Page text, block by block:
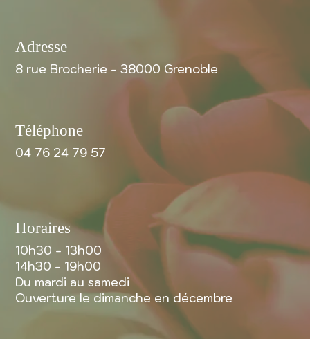
Adresse
8 rue Brocherie - 38000 Grenoble
Téléphone
04 76 24 79 57
Horaires
10h30 - 13h00
14h30 - 19h00
Du mardi au samedi
Ouverture le dimanche en décembre